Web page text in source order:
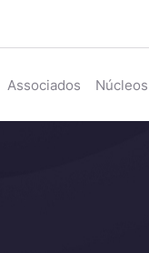
Associados Núcleos